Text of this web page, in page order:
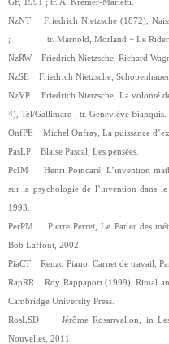
GF, 1991 ; tr. A. Kremer-Marietti.
NzNT Friedrich Nietzsche (1872),
; tr. Marnold, Morland + Le Rider.
NzRW Friedrich Nietzsche, Richard
NzSE Friedrich Nietzsche,
NzVP Friedrich Nietzsche, La volonté
4), Tel/Gallimard ; tr. Geneviève Bianquis.
OnfPE Michel Onfray, La puissance
PasLP Blaise Pascal, Les pensées.
PcIM Henri Poincaré, L’invention
sur la psychologie de l’invention dans le
1993.
PerPM Pierre Perret, Le Parler des
Bob Laffont, 2002.
PiaCT Renzo Piano, Carnet de travail,
RapRR Roy Rappaport (1999), Ritual
Cambridge University Press.
RosLSD Jérôme Rosanvallon, in Les
Nouvelles, 2011.